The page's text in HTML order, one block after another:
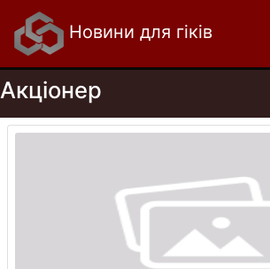
Новини для гіків
Акціонер